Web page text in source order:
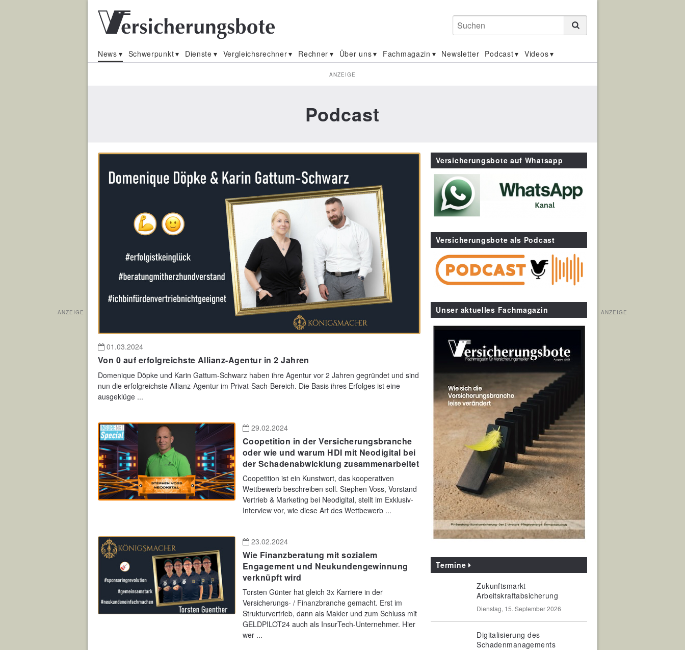
Suchen
News Schwerpunkt Dienste Vergleichsrechner Rechner Über uns Fachmagazin Newsletter Podcast Videos
ANZEIGE
Podcast
01.03.2024
Von 0 auf erfolgreichste Allianz-Agentur in 2 Jahren
Domenique Döpke und Karin Gattum-Schwarz haben ihre Agentur vor 2 Jahren gegründet und sind
nun die erfolgreichste Allianz-Agentur im Privat-Sach-Bereich. Die Basis ihres Erfolges ist eine
ausgeklüge ...
29.02.2024
Coopetition in der Versicherungsbranche
oder wie und warum HDI mit Neodigital bei
der Schadenabwicklung zusammenarbeitet
Coopetition ist ein Kunstwort, das kooperativen
Wettbewerb beschreiben soll. Stephen Voss, Vorstand
Vertrieb & Marketing bei Neodigital, stellt im Exklusiv-
Interview vor, wie diese Art des Wettbewerb ...
23.02.2024
Wie Finanzberatung mit sozialem
Engagement und Neukundengewinnung
verknüpft wird
Torsten Günter hat gleich 3x Karriere in der
Versicherungs- / Finanzbranche gemacht. Erst im
Strukturvertrieb, dann als Makler und zum Schluss mit
GELDPILOT24 auch als InsurTech-Unternehmer. Hier
wer ...
Versicherungsbote auf Whatsapp
Versicherungsbote als Podcast
Unser aktuelles Fachmagazin
Termine
Zukunftsmarkt
Arbeitskraftabsicherung
Dienstag, 15. September 2026
Digitalisierung des
Schadenmanagements
ANZEIGE ANZEIGE